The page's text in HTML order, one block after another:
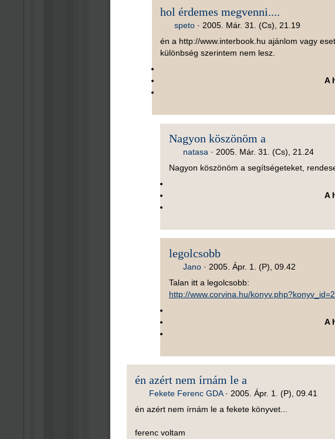
hol érdemes megvenni....
speto · 2005. Már. 31. (Cs), 21.19
én a http://www.interbook.hu ajánlom vagy
különbség szerintem nem lesz.
A
Nagyon köszönöm a
natasa · 2005. Már. 31. (Cs), 21.24
Nagyon köszönöm a segítségeteket,
A
legolcsobb
Jano· 2005. Ápr. 1. (P), 09.42
Talan itt a legolcsobb:
http://www.corvina.hu/
A
én azért nem írnám le a
Fekete Ferenc GDA· 2005. Ápr. 1. (P), 09.41
én azért nem írnám le a fekete könyvet...
ferenc voltam